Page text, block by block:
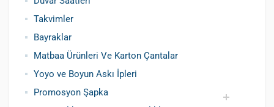
Takvimler
Bayraklar
Matbaa Ürünleri Ve Karton Çantalar
Yoyo ve Boyun Askı İpleri
Promosyon Şapka